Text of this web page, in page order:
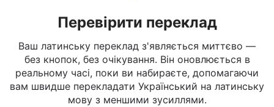
Перевірити переклад
Ваш латинську переклад з'являється миттєво —
без кнопок, без очікування. Він оновлюється в
реальному часі, поки ви набираєте, допомагаючи